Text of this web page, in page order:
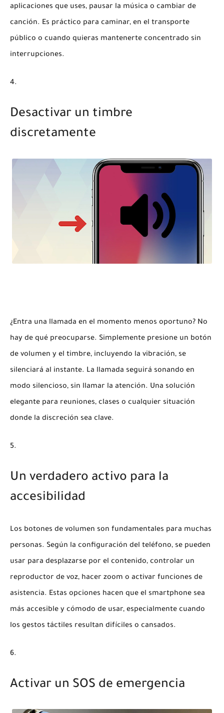
aplicaciones que uses, pausar la música o cambiar de
canción. Es práctico para caminar, en el transporte
público o cuando quieras mantenerte concentrado sin
interrupciones.
Desactivar un timbre
discretamente
¿Entra una llamada en el momento menos oportuno? No
hay de qué preocuparse. Simplemente presione un botón
de volumen y el timbre, incluyendo la vibración, se
silenciará al instante. La llamada seguirá sonando en
modo silencioso, sin llamar la atención. Una solución
elegante para reuniones, clases o cualquier situación
donde la discreción sea clave.
Un verdadero activo para la
accesibilidad
Los botones de volumen son fundamentales para muchas
personas. Según la configuración del teléfono, se pueden
usar para desplazarse por el contenido, controlar un
reproductor de voz, hacer zoom o activar funciones de
asistencia. Estas opciones hacen que el smartphone sea
más accesible y cómodo de usar, especialmente cuando
los gestos táctiles resultan difíciles o cansados.
Activar un SOS de emergencia